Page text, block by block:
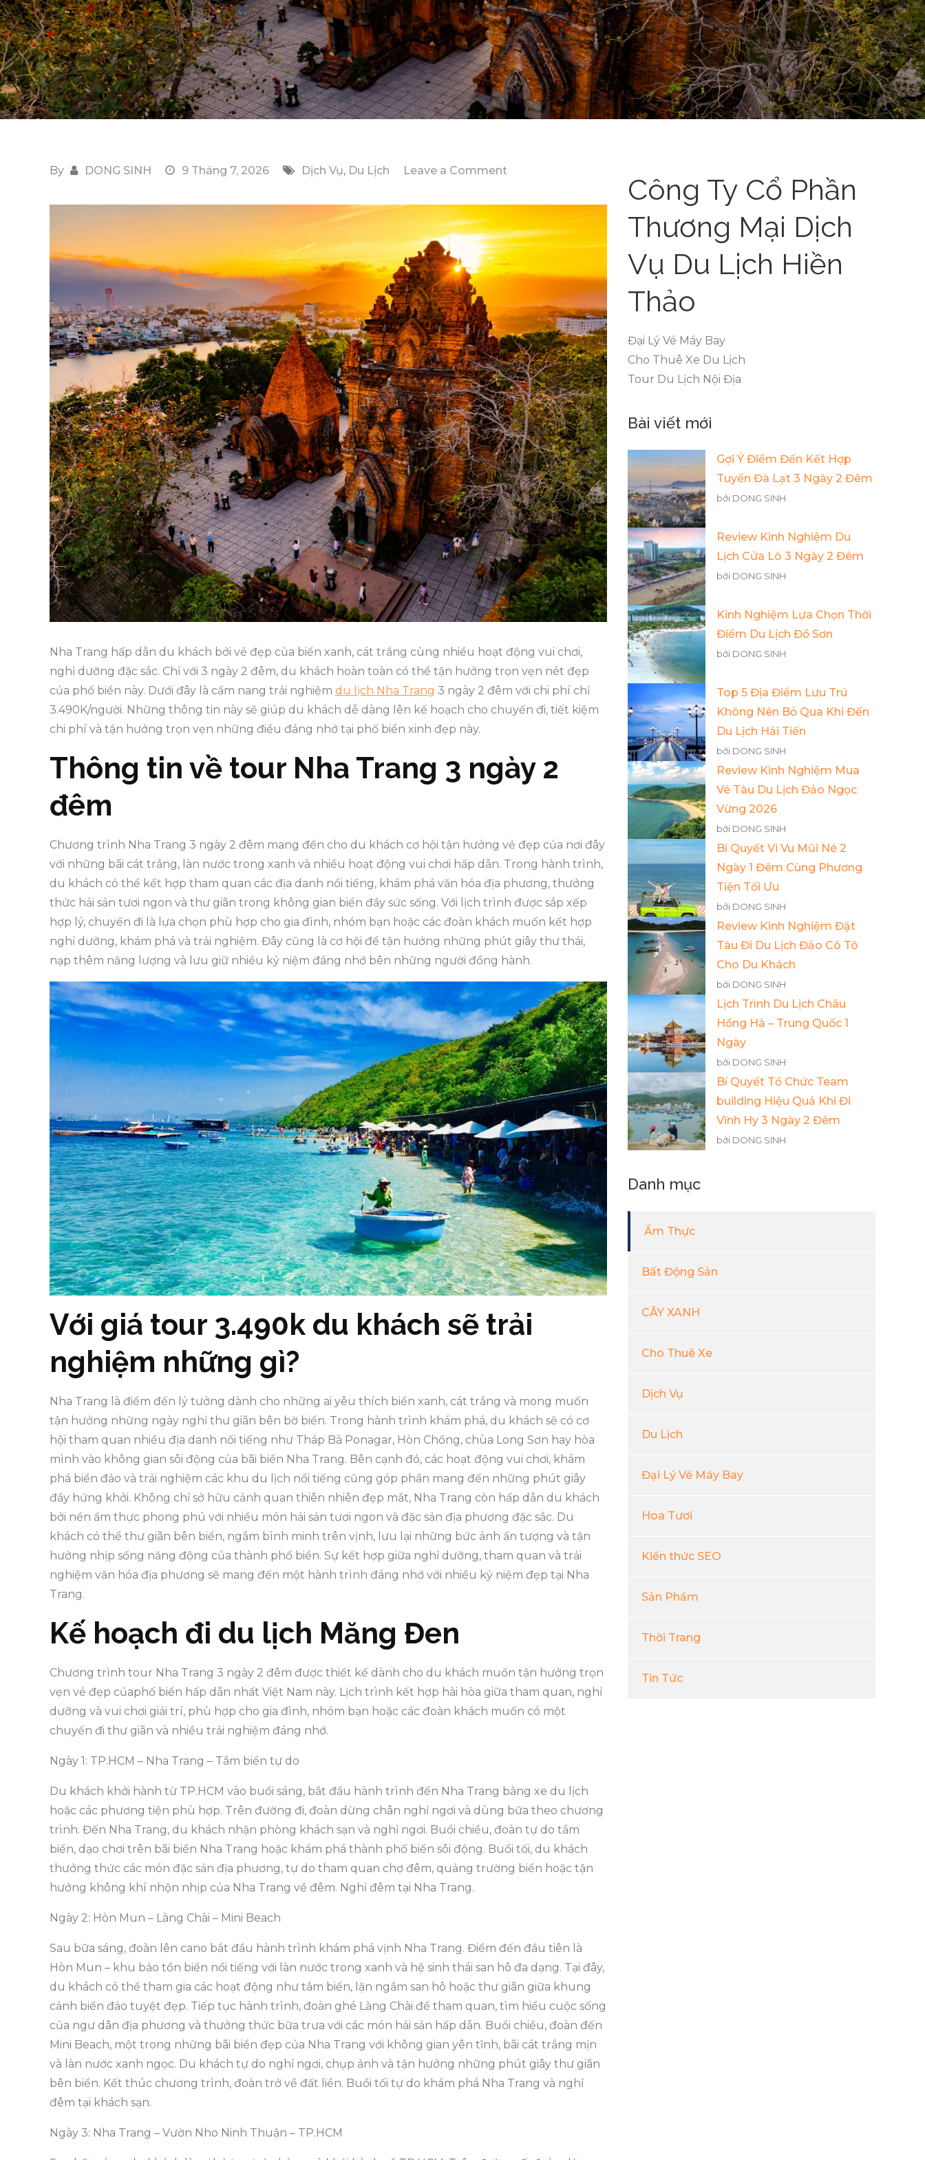
By DONG SINH 9 Tháng 7, 2026 Dịch Vụ, Du Lịch Leave a Comment
Nghiệm
Nha
Trang
3
2
Đêm
Với
Chi
Phí
Chỉ
3.490K/Người
Nha Trang hấp dẫn du khách bởi vẻ đẹp của biển xanh, cát trắng cùng nhiều hoạt động vui chơi,
nghỉ dưỡng đặc sắc. Chỉ với 3 ngày 2 đêm, du khách hoàn toàn có thể tận hưởng trọn vẹn nét đẹp
của phố biển này. Dưới đây là cẩm nang trải nghiệm du lịch Nha Trang 3 ngày 2 đêm với chi phí chỉ
3.490K/người. Những thông tin này sẽ giúp du khách dễ dàng lên kế hoạch cho chuyến đi, tiết kiệm
chi phí và tận hưởng trọn vẹn những điều đáng nhớ tại phố biển xinh đẹp này.
Thông tin về tour Nha Trang 3 ngày 2
đêm
Chương trình Nha Trang 3 ngày 2 đêm mang đến cho du khách cơ hội tận hưởng vẻ đẹp của nơi đây
với những bãi cát trắng, làn nước trong xanh và nhiều hoạt động vui chơi hấp dẫn. Trong hành trình,
du khách có thể kết hợp tham quan các địa danh nổi tiếng, khám phá văn hóa địa phương, thưởng
thức hải sản tươi ngon và thư giãn trong không gian biển đầy sức sống. Với lịch trình được sắp xếp
hợp lý, chuyến đi là lựa chọn phù hợp cho gia đình, nhóm bạn hoặc các đoàn khách muốn kết hợp
nghỉ dưỡng, khám phá và trải nghiệm. Đây cũng là cơ hội để tận hưởng những phút giây thư thái,
nạp thêm năng lượng và lưu giữ nhiều kỷ niệm đáng nhớ bên những người đồng hành.
Với giá tour 3.490k du khách sẽ trải
nghiệm những gì?
Nha Trang là điểm đến lý tưởng dành cho những ai yêu thích biển xanh, cát trắng và mong muốn
tận hưởng những ngày nghỉ thư giãn bên bờ biển. Trong hành trình khám phá, du khách sẽ có cơ
hội tham quan nhiều địa danh nổi tiếng như Tháp Bà Ponagar, Hòn Chồng, chùa Long Sơn hay hòa
mình vào không gian sôi động của bãi biển Nha Trang. Bên cạnh đó, các hoạt động vui chơi, khám
phá biển đảo và trải nghiệm các khu du lịch nổi tiếng cũng góp phần mang đến những phút giây
đầy hứng khởi. Không chỉ sở hữu cảnh quan thiên nhiên đẹp mắt, Nha Trang còn hấp dẫn du khách
bởi nền ẩm thực phong phú với nhiều món hải sản tươi ngon và đặc sản địa phương đặc sắc. Du
khách có thể thư giãn bên biển, ngắm bình minh trên vịnh, lưu lại những bức ảnh ấn tượng và tận
hưởng nhịp sống năng động của thành phố biển. Sự kết hợp giữa nghỉ dưỡng, tham quan và trải
nghiệm văn hóa địa phương sẽ mang đến một hành trình đáng nhớ với nhiều kỷ niệm đẹp tại Nha
Trang.
Kế hoạch đi du lịch Măng Đen
Chương trình tour Nha Trang 3 ngày 2 đêm được thiết kế dành cho du khách muốn tận hưởng trọn
vẹn vẻ đẹp củaphố biển hấp dẫn nhất Việt Nam này. Lịch trình kết hợp hài hòa giữa tham quan, nghỉ
dưỡng và vui chơi giải trí, phù hợp cho gia đình, nhóm bạn hoặc các đoàn khách muốn có một
chuyến đi thư giãn và nhiều trải nghiệm đáng nhớ.
Ngày 1: TP.HCM – Nha Trang – Tắm biển tự do
Du khách khởi hành từ TP.HCM vào buổi sáng, bắt đầu hành trình đến Nha Trang bằng xe du lịch
hoặc các phương tiện phù hợp. Trên đường đi, đoàn dừng chân nghỉ ngơi và dùng bữa theo chương
trình. Đến Nha Trang, du khách nhận phòng khách sạn và nghỉ ngơi. Buổi chiều, đoàn tự do tắm
biển, dạo chơi trên bãi biển Nha Trang hoặc khám phá thành phố biển sôi động. Buổi tối, du khách
thưởng thức các món đặc sản địa phương, tự do tham quan chợ đêm, quảng trường biển hoặc tận
hưởng không khí nhộn nhịp của Nha Trang về đêm. Nghỉ đêm tại Nha Trang.
Ngày 2: Hòn Mun – Làng Chài – Mini Beach
Sau bữa sáng, đoàn lên cano bắt đầu hành trình khám phá vịnh Nha Trang. Điểm đến đầu tiên là
Hòn Mun – khu bảo tồn biển nổi tiếng với làn nước trong xanh và hệ sinh thái san hô đa dạng. Tại đây,
du khách có thể tham gia các hoạt động như tắm biển, lặn ngắm san hô hoặc thư giãn giữa khung
cảnh biển đảo tuyệt đẹp. Tiếp tục hành trình, đoàn ghé Làng Chài để tham quan, tìm hiểu cuộc sống
của ngư dân địa phương và thưởng thức bữa trưa với các món hải sản hấp dẫn. Buổi chiều, đoàn đến
Mini Beach, một trong những bãi biển đẹp của Nha Trang với không gian yên tĩnh, bãi cát trắng mịn
và làn nước xanh ngọc. Du khách tự do nghỉ ngơi, chụp ảnh và tận hưởng những phút giây thư giãn
bên biển. Kết thúc chương trình, đoàn trở về đất liền. Buổi tối tự do khám phá Nha Trang và nghỉ
đêm tại khách sạn.
Ngày 3: Nha Trang – Vườn Nho Ninh Thuận – TP.HCM
Công Ty Cổ Phần
Thương Mại Dịch
Vụ Du Lịch Hiền
Thảo
Đại Lý Vé Máy Bay
Cho Thuê Xe Du Lịch
Tour Du Lịch Nội Địa
Bài viết mới
Gợi Ý Điểm Đến Kết Hợp
Tuyến Đà Lạt 3 Ngày 2 Đêm
bởi DONG SINH
Review Kinh Nghiệm Du
Lịch Cửa Lò 3 Ngày 2 Đêm
bởi DONG SINH
Kinh Nghiệm Lựa Chọn Thời
Điểm Du Lịch Đồ Sơn
bởi DONG SINH
Top 5 Địa Điểm Lưu Trú
Không Nên Bỏ Qua Khi Đến
Du Lịch Hải Tiến
bởi DONG SINH
Review Kinh Nghiệm Mua
Vé Tàu Du Lịch Đảo Ngọc
Vừng 2026
bởi DONG SINH
Bí Quyết Vi Vu Mũi Né 2
Ngày 1 Đêm Cùng Phương
Tiện Tối Ưu
bởi DONG SINH
Review Kinh Nghiệm Đặt
Tàu Đi Du Lịch Đảo Cô Tô
Cho Du Khách
bởi DONG SINH
Lịch Trình Du Lịch Châu
Hồng Hà – Trung Quốc 1
Ngày
bởi DONG SINH
Bí Quyết Tổ Chức Team
building Hiệu Quả Khi Đi
Vĩnh Hy 3 Ngày 2 Đêm
bởi DONG SINH
Danh mục
Ẩm Thực
Bất Động Sản
CÂY XANH
Cho Thuê Xe
Dịch Vụ
Du Lịch
Đại Lý Vé Máy Bay
Hoa Tươi
Kiến thức SEO
Sản Phẩm
Thời Trang
Tin Tức